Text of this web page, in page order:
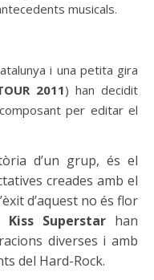
musicals.
i una petita gira
2011) han decidit
per editar el
d’un grup, és el
creades amb el
d’aquest no és flor
Kiss Superstarhan
diverses i amb
del Hard-Rock.